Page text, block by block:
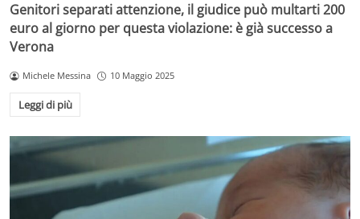
Genitori separati attenzione, il giudice può multarti 200
euro al giorno per questa violazione: è già successo a
Verona
Michele Messina 10 Maggio 2025
Leggi di più